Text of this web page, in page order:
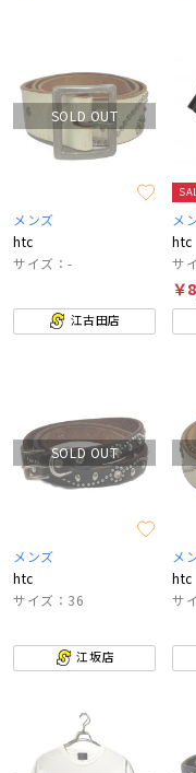
SOLD OUT
メンズ
htc
サイズ：-
江古田店
メ
htc
サ
￥
SOLD OUT
メンズ
htc
サイズ：36
江坂店
メ
htc
サ